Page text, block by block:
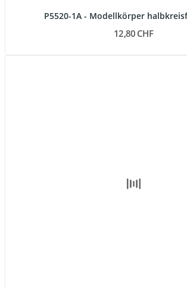
P5520-1A - Modellkörper
12,80 CHF